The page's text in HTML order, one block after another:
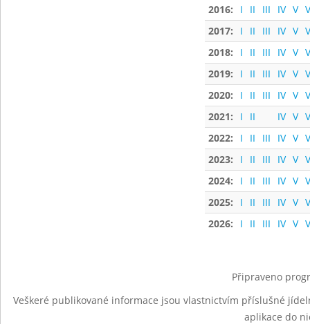
2016:
I II III IV V
2017:
I II III IV V
2018:
I II III IV V
2019:
I II III IV V
2020:
I II III IV V
2021:
I II IV V
2022:
I II III IV V
2023:
I II III IV V
2024:
I II III IV V
2025:
I II III IV V
2026:
I II III IV V
Připraveno
Veškeré publikované informace jsou vlastnictvím příslušné
aplikace do